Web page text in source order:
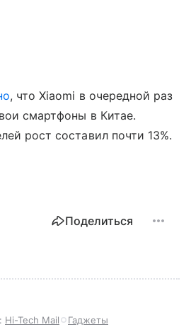
, что Xiaomi в очередной раз
смартфоны в Китае.
рост составил почти 13%.
Поделиться
Hi-Tech Mail Гаджеты